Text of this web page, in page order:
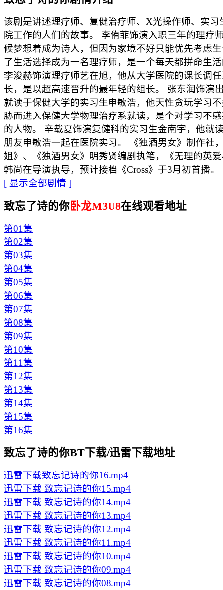
该剧是讲述理疗师、复健治疗师、X光操作师、实习
院工作的人们的故事。 李侑菲饰演入职三年的理疗
候梦想着成为诗人，但因为家境不好只能优先考虑
了生活选择成为一名理疗师，是一个每天都拼命生
李浚赫饰演理疗师艺在旭，他从大学医院的课长调
长，是以超高速晋升的最年轻的组长。 张东润饰演
就读于保健大学的实习生申敏浩，他天性贪玩学习
胁而进入保健大学物理治疗系就读，是个对学习不
的人物。 辛载夏饰演复健科的实习生金南宇，他就
朋友申敏浩一起在医院实习。 《独酒男女》制作社
姐》、《独酒男女》明秀贤编剧执笔，《无理的英
韩尚在导演执导，预计接档《Cross》于3月初首播。
[ 显示全部剧情 ]
致忘了诗的你卧龙M3U8在线观看地址
第01集
第02集
第03集
第04集
第05集
第06集
第07集
第08集
第09集
第10集
第11集
第12集
第13集
第14集
第15集
第16集
致忘了诗的你BT下载/迅雷下载地址
迅雷下载致忘记诗的你16.mp4
迅雷下载 致忘记诗的你15.mp4
迅雷下载 致忘记诗的你14.mp4
迅雷下载 致忘记诗的你13.mp4
迅雷下载 致忘记诗的你12.mp4
迅雷下载 致忘记诗的你11.mp4
迅雷下载 致忘记诗的你10.mp4
迅雷下载 致忘记诗的你09.mp4
迅雷下载 致忘记诗的你08.mp4